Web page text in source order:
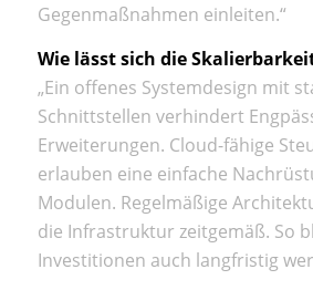
Gegenmaßnahmen einleiten.“
Wie lässt sich die
„Ein offenes Systemdesign mit
Schnittstellen verhindert
Erweiterungen. Cloud-fähige
erlauben eine einfache
Modulen. Regelmäßige
die Infrastruktur zeitgemäß. So
Investitionen auch langfristig